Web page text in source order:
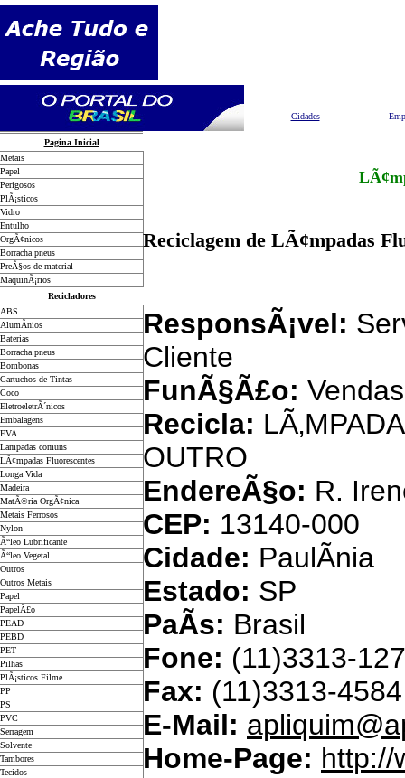
Cidades
Pagina Inicial
Metais
Papel
Perigosos
PlÃ¡sticos
Vidro
Entulho
OrgÃ¢nicos
Borracha pneus
PreÃ§os de material
MaquinÃ¡rios
Recicladores
ABS
AlumÃ­nios
Baterias
Borracha pneus
Bombonas
Cartuchos de Tintas
Coco
EletroeletrÃ´nicos
Embalagens
EVA
Lampadas comuns
LÃ¢mpadas Fluorescentes
Longa Vida
Madeira
MatÃ©ria OrgÃ¢nica
Metais Ferrosos
Nylon
Ã“leo Lubrificante
Ã“leo Vegetal
Outros
Outros Metais
Papel
PapelÃ£o
PEAD
PEBD
PET
Pilhas
PlÃ¡sticos Filme
PP
PS
PVC
Serragem
Solvente
Tambores
Tecidos
Reciclagem de LÃ¢mpadas
ResponsÃ¡vel:
Cliente
FunÃ§Ã£o: Vendas
Recicla:
OUTRO
EndereÃ§o: R.
CEP: 13140-000
Cidade: PaulÃ­nia
Estado: SP
PaÃ­s: Brasil
Fone: (11)3313-
Fax: (11)3313-4584
E-Mail:
Home-Page: http://